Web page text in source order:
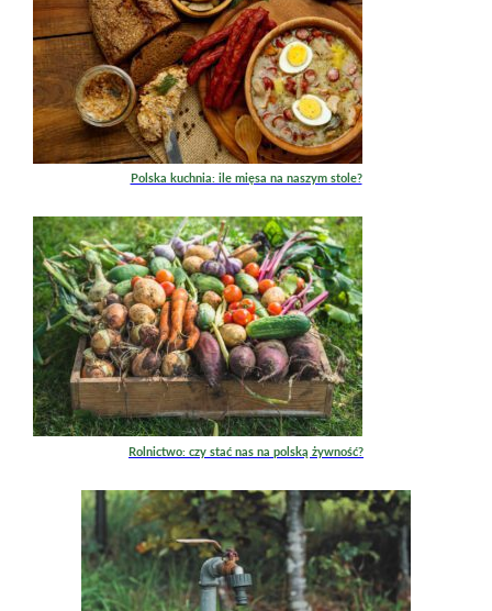
Polska kuchnia: ile mięsa na naszym stole?
Rolnictwo: czy stać nas na polską żywność?